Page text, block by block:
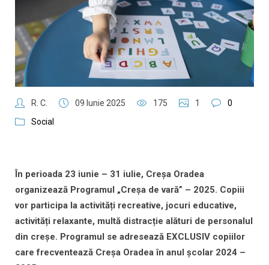
R. C. 09 Iunie 2025 175 1
0
Social
În perioada 23 iunie – 31 iulie, Creșa Oradea
organizează Programul „Creșa de vară” – 2025. Copiii
vor participa la activități recreative, jocuri educative,
activități relaxante, multă distracție alături de personalul
din creșe. Programul se adresează EXCLUSIV copiilor
care frecventează Creșa Oradea în anul școlar 2024 –